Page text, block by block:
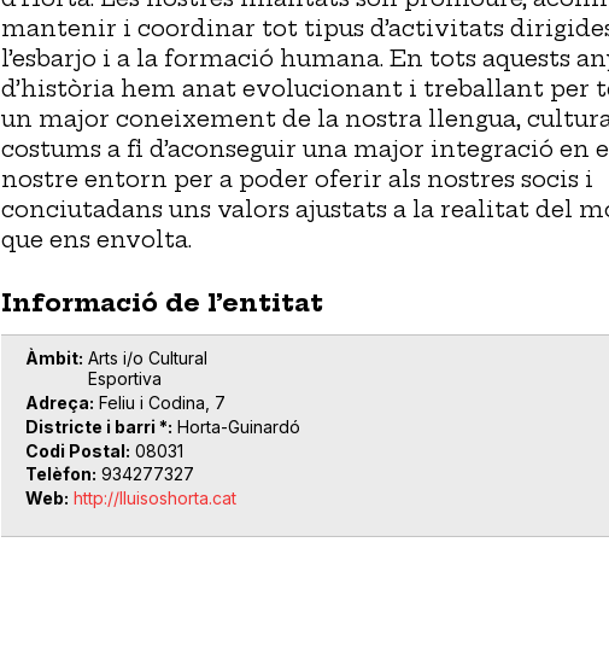
mantenir i coordinar tot tipus d’activitats
l’esbarjo i a la formació humana. En tots aquests
d’història hem anat evolucionant i treballant per
un major coneixement de la nostra llengua,
costums a fi d’aconseguir una major integració en
nostre entorn per a poder oferir als nostres socis i
conciutadans uns valors ajustats a la realitat del
que ens envolta.
Informació de l’entitat
Àmbit Arts i/o Cultural
Esportiva
Adreça Feliu i Codina, 7
Districte i barri * Horta-Guinardó
Codi Postal 08031
Telèfon 934277327
Web http://lluisoshorta.cat